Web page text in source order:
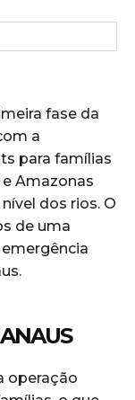
fase da
a
para famílias
Amazonas
dos rios. O
de uma
operação